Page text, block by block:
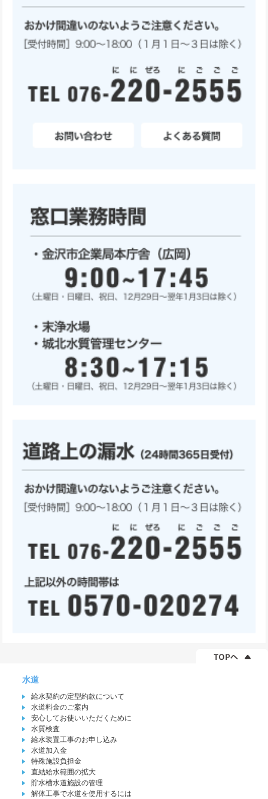
水道
給水契約の定型約款について
水道料金のご案内
安心してお使いいただくために
水質検査
給水装置工事のお申し込み
水道加入金
特殊施設負担金
直結給水範囲の拡大
貯水槽水道施設の管理
解体工事で水道を使用するには